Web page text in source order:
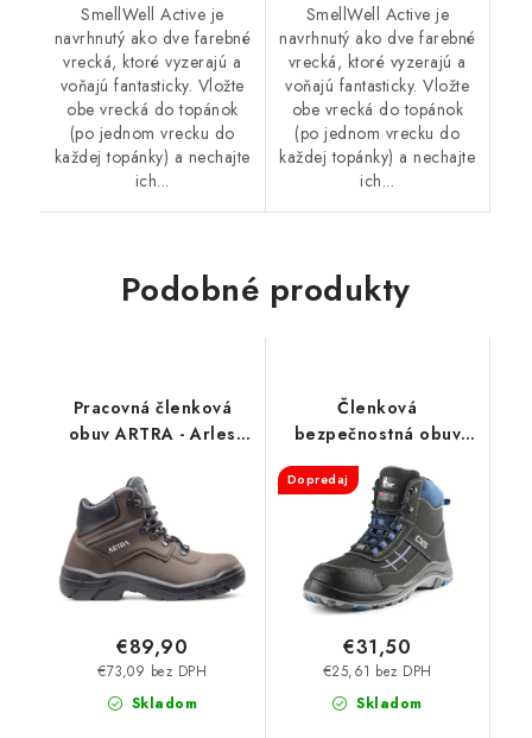
SmellWell Active je
navrhnutý ako dve farebné
vrecká, ktoré vyzerajú a
voňajú fantasticky. Vložte
obe vrecká do topánok
(po jednom vrecku do
každej topánky) a nechajte
ich...
SmellWell Active je
navrhnutý ako dve farebné
vrecká, ktoré vyzerajú a
voňajú fantasticky. Vložte
obe vrecká do topánok
(po jednom vrecku do
každej topánky) a nechajte
ich...
Podobné produkty
Pracovná členková
obuv ARTRA - Arles
Skladom
€73,09 bez DPH
€89,90
Členková
bezpečnostná obuv
Dopredaj
Skladom
€25,61 bez DPH
€31,50